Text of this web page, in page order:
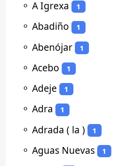
⚬ A Igrexa 1
⚬ Abadiño 1
⚬ Abenójar 1
⚬ Acebo 1
⚬ Adeje 1
⚬ Adra 1
⚬ Adrada ( la ) 1
⚬ Aguas Nuevas 1